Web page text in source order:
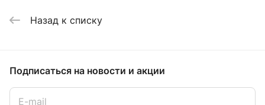
Назад к списку
Подписаться на новости и акции